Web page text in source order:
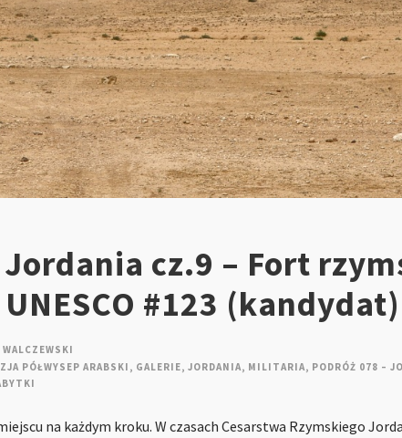
cz.9 – Fort
#123 (kandydat)
PÓŁWYSEP ARABSKI , GALERIE, JORDANIA, MILITARIA, PODRÓŻ 078 –
na każdym kroku. W czasach Cesarstwa Rzymskiego